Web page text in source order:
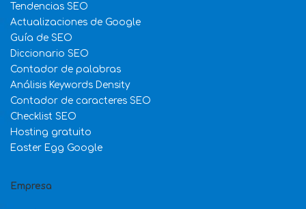
Tendencias SEO
Actualizaciones de Google
Guía de SEO
Diccionario SEO
Contador de palabras
Análisis Keywords Density
Contador de caracteres SEO
Checklist SEO
Hosting gratuito
Easter Egg Google
Empresa